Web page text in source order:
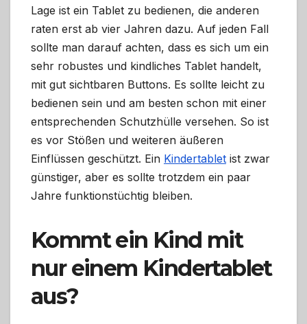
Lage ist ein Tablet zu bedienen, die anderen
raten erst ab vier Jahren dazu. Auf jeden Fall
sollte man darauf achten, dass es sich um ein
sehr robustes und kindliches Tablet handelt,
mit gut sichtbaren Buttons. Es sollte leicht zu
bedienen sein und am besten schon mit einer
entsprechenden Schutzhülle versehen. So ist
es vor Stößen und weiteren äußeren
Einflüssen geschützt. Ein Kindertablet ist zwar
günstiger, aber es sollte trotzdem ein paar
Jahre funktionstüchtig bleiben.
Kommt ein Kind mit
nur einem Kindertablet
aus?